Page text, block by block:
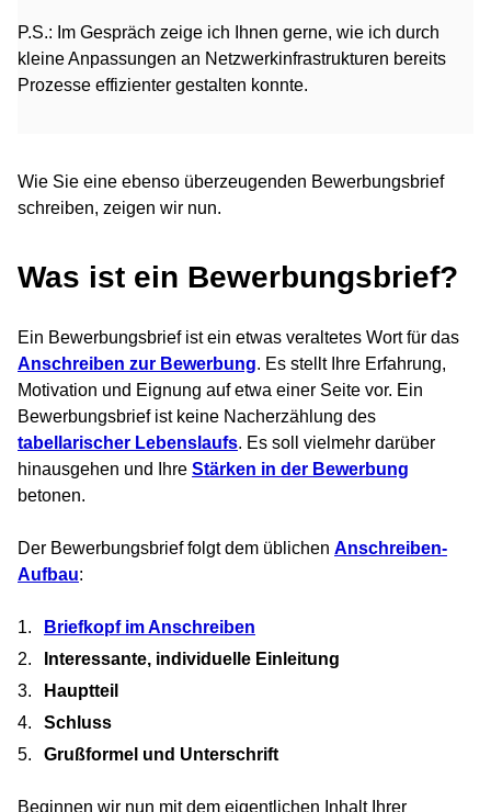
P.S.: Im Gespräch zeige ich Ihnen gerne, wie ich durch
kleine Anpassungen an Netzwerkinfrastrukturen bereits
Prozesse effizienter gestalten konnte.
Wie Sie eine ebenso überzeugenden Bewerbungsbrief
schreiben, zeigen wir nun.
Was ist ein Bewerbungsbrief?
Ein Bewerbungsbrief ist ein etwas veraltetes Wort für das
Anschreiben zur Bewerbung. Es stellt Ihre Erfahrung,
Motivation und Eignung auf etwa einer Seite vor. Ein
Bewerbungsbrief ist keine Nacherzählung des
tabellarischer Lebenslaufs. Es soll vielmehr darüber
hinausgehen und Ihre Stärken in der Bewerbung
betonen.
Der Bewerbungsbrief folgt dem üblichen Anschreiben-
Aufbau:
Briefkopf im Anschreiben
Interessante, individuelle Einleitung
Hauptteil
Schluss
Grußformel und Unterschrift
Beginnen wir nun mit dem eigentlichen Inhalt Ihrer